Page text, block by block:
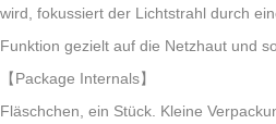
wird, fokussiert der Lichtstrahl durch
Funktion gezielt auf die Netzhaut und
【Package Internals】
Fläschchen, ein Stück. Kleine